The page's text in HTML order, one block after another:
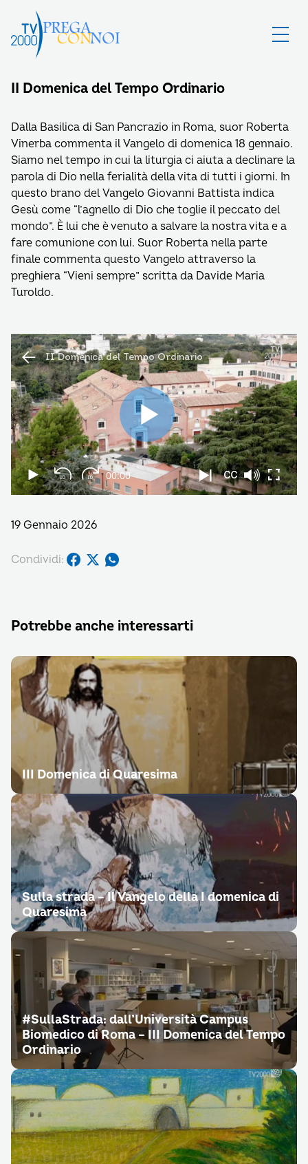
II Domenica del Tempo Ordinario
Dalla Basilica di San Pancrazio in Roma, suor Roberta
Vinerba commenta il Vangelo di domenica 18 gennaio.
Siamo nel tempo in cui la liturgia ci aiuta a declinare la
parola di Dio nella ferialità della vita di tutti i giorni. In
questo brano del Vangelo Giovanni Battista indica
Gesù come “l’agnello di Dio che toglie il peccato del
mondo”. È lui che è venuto a salvare la nostra vita e a
fare comunione con lui. Suor Roberta nella parte
finale commenta questo Vangelo attraverso la
preghiera “Vieni sempre” scritta da Davide Maria
Turoldo.
19 Gennaio 2026
Condividi:
Potrebbe anche interessarti
III Domenica di Quaresima
Sulla strada – Il Vangelo della I domenica di
Quaresima
#SullaStrada: dall’Università Campus
Biomedico di Roma – III Domenica del Tempo
Ordinario